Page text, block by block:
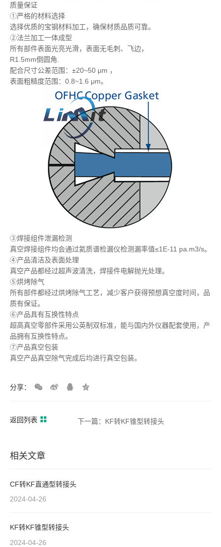
质量保证
①严格的材料选择
选择优质的宝钢材料加工，确保材质品质可靠。
②法兰加工一体成型
所有部件表面光亮光滑，表面无毛刺、飞边，
R1.5mm倒圆角.
配合尺寸公差范围：±20~50 μm ，
表面粗糙度范围：0.8~1.6 μm。
③焊接组件泄漏检测
真空焊接组件均会通过氦质谱检漏仪检测漏率值≤1E-11 pa.m3/s。
④产品清洁及表面处理
真空产品都经过超声波清洗，焊接件电解抛光处理。
⑤烘烤除气
所有部件都经过烘烤除气工艺，减少客户获得预想真空度时间，品
质有保证。
⑥产品具有互换性特点
超高真空零部件采用公英制双标准，能与国内外仪器配套使用，产
品拥有互换性特点。
⑦产品真空包装
真空产品真空除气完成后均进行真空包装。
分享：
返回列表 下一篇：KF转KF锥型转接头
相关文章
CF转KF直通型转接头
2024-04-26
KF转KF锥型转接头
2024-04-26